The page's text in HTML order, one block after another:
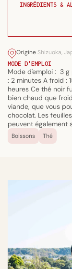
INGRÉDIENTS &
Origine Shizuoka,
MODE D'EMPLOI
Mode d'emploi : 3 g
: 2 minutes A froid :
heures Ce thé noir
bien chaud que
viande, que vous
chocolat. Les
peuvent également
Boissons Thé